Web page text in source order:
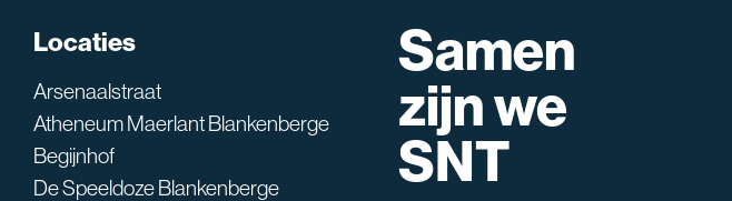
Locaties
Arsenaalstraat
Atheneum Maerlant Blankenberge
Begijnhof
De Speeldoze Blankenberge
Samen
zijn we
SNT
SNT assistent